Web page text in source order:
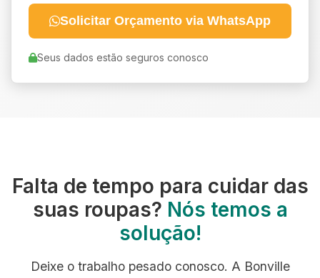
Solicitar Orçamento via WhatsApp
Seus dados estão seguros conosco
Falta de tempo para cuidar das
suas roupas? Nós temos a
solução!
Deixe o trabalho pesado conosco. A Bonville